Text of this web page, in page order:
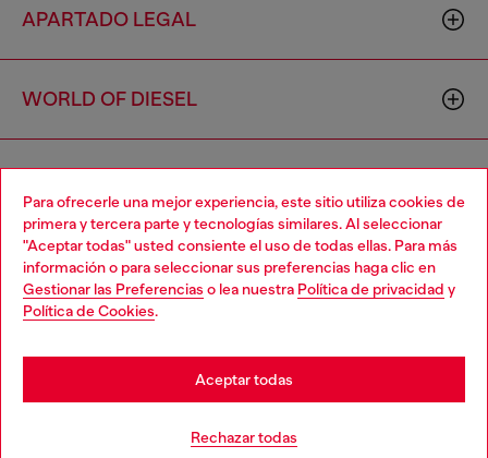
Para ofrecerle una mejor experiencia, este sitio utiliza cookies de
primera y tercera parte y tecnologías similares. Al seleccionar
"Aceptar todas" usted consiente el uso de todas ellas. Para más
información o para seleccionar sus preferencias haga clic en
Gestionar las Preferencias o lea nuestra Política de privacidad y
Política de Cookies.
Rechazar todas
Aceptar todas
APARTADO LEGAL
WORLD OF DIESEL
VAT 00642650246 -v10.9.10
Country: ES Language: ES
Choose your location
You are currently browsing España website, but it seems you
may be based in United States